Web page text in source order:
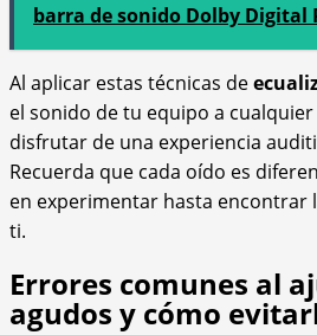
barra de sonido Dolby Digital
Al aplicar estas técnicas de
el sonido de tu equipo a
disfrutar de una experiencia
Recuerda que cada oído es
en experimentar hasta encontrar
ti.
Errores comunes al
agudos y cómo